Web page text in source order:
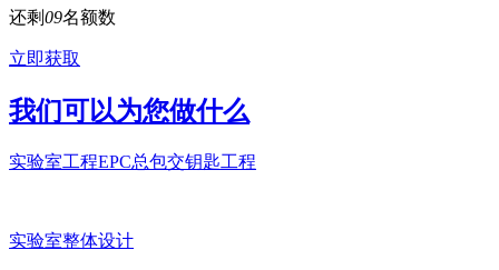
还剩09名额数
立即获取
我们可以为您做什么
实验室工程EPC总包交钥匙工程
实验室整体设计